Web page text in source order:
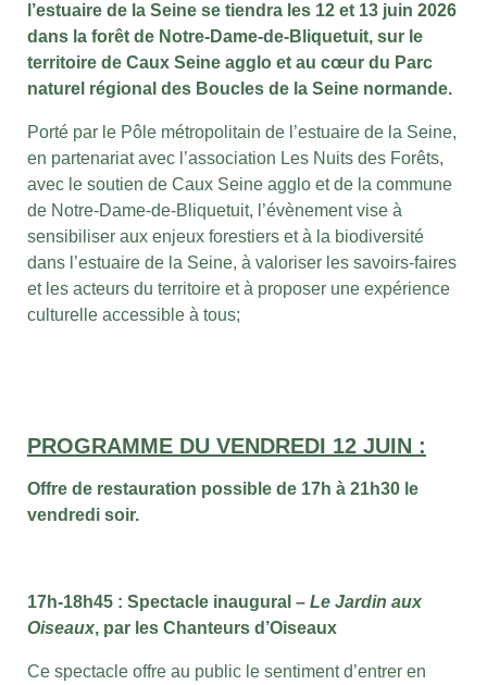
l’estuaire de la Seine se tiendra les 12 et 13 juin 2026
dans la forêt de Notre-Dame-de-Bliquetuit, sur le
territoire de Caux Seine agglo et au cœur du Parc
naturel régional des Boucles de la Seine normande.
Porté par le Pôle métropolitain de l’estuaire de la Seine,
en partenariat avec l’association Les Nuits des Forêts,
avec le soutien de Caux Seine agglo et de la commune
de Notre-Dame-de-Bliquetuit, l’évènement vise à
sensibiliser aux enjeux forestiers et à la biodiversité
dans l’estuaire de la Seine, à valoriser les savoirs-faires
et les acteurs du territoire et à proposer une expérience
culturelle accessible à tous;
PROGRAMME DU VENDREDI 12 JUIN :
Offre de restauration possible de 17h à 21h30 le
vendredi soir.
17h-18h45 : Spectacle inaugural – Le Jardin aux
Oiseaux, par les Chanteurs d’Oiseaux
Ce spectacle offre au public le sentiment d’entrer en